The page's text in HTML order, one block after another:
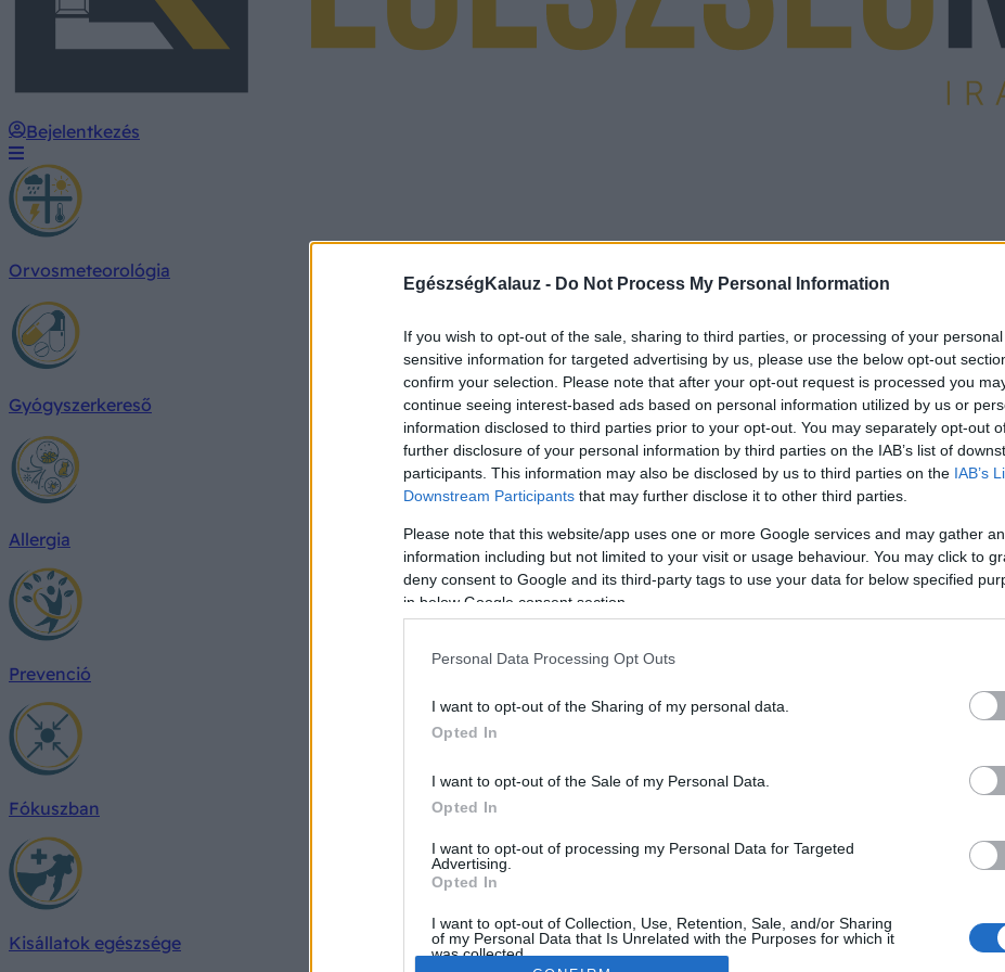
EgészségKalauz - Do Not Process My Personal Information
If you wish to opt-out of the sale, sharing to third parties, or processing of your
sensitive information for targeted advertising by us, please use the below opt-out
confirm your selection. Please note that after your opt-out request is processed you
continue seeing interest-based ads based on personal information utilized by us or
information disclosed to third parties prior to your opt-out. You may separately opt-out
further disclosure of your personal information by third parties on the IAB’s list of
participants. This information may also be disclosed by us to third parties on the IAB’s
Downstream Participants that may further disclose it to other third parties.
Please note that this website/app uses one or more Google services and may gather
information including but not limited to your visit or usage behaviour. You may click to
deny consent to Google and its third-party tags to use your data for below specified
in below Google consent section.
Personal Data Processing Opt Outs
I want to opt-out of the Sharing of my personal data.
Opted In
I want to opt-out of the Sale of my Personal Data.
Opted In
I want to opt-out of processing my Personal Data for Targeted
Advertising.
Opted In
I want to opt-out of Collection, Use, Retention, Sale, and/or Sharing
of my Personal Data that Is Unrelated with the Purposes for which it
was collected.
Bejelentkezés
Orvosmeteorológia
Gyógyszerkereső
Allergia
Prevenció
Fókuszban
Kisállatok egészsége